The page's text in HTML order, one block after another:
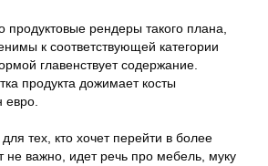
продуктовые рендеры такого плана,
к соответствующей категории
главенствует содержание.
продукта дожимает косты
евро.
тех, кто хочет перейти в более
не важно, идет речь про мебель, муку
En